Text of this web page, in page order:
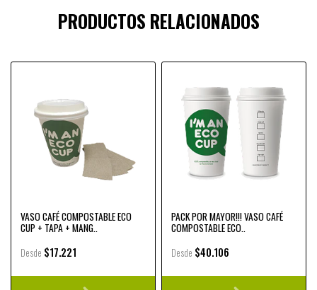
PRODUCTOS RELACIONADOS
VASO CAFÉ COMPOSTABLE ECO
CUP + TAPA + MANG..
Desde $17.221
PACK POR MAYOR!!! VASO CAFÉ
COMPOSTABLE ECO..
Desde $40.106